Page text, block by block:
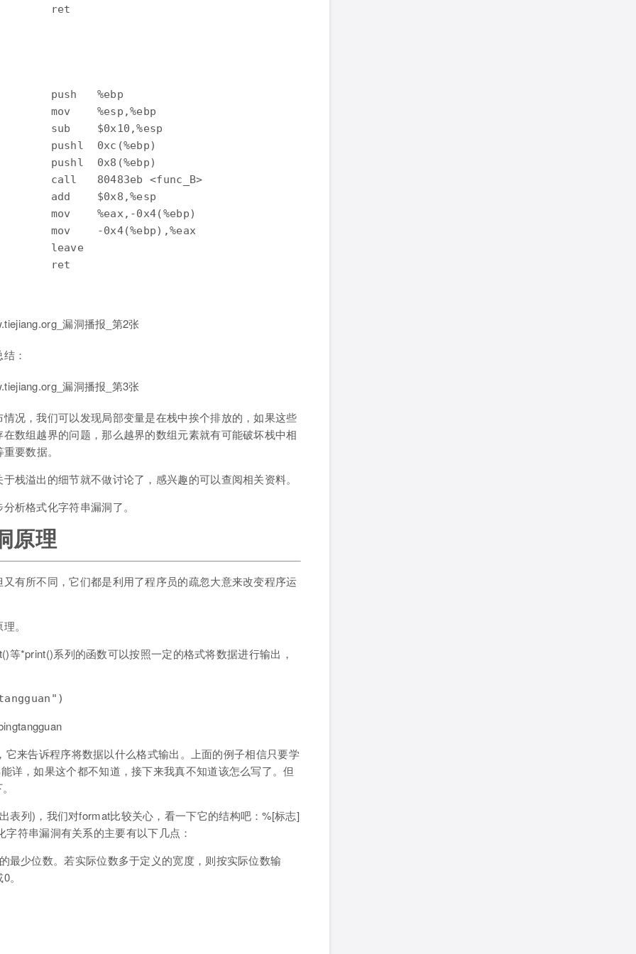
ret
push   %ebp
mov    %esp,%ebp
sub    $0x10,%esp
pushl  0xc(%ebp)
pushl  0x8(%ebp)
call   80483eb <func_B>
add    $0x8,%esp
mov    %eax,-0x4(%ebp)
mov    -0x4(%ebp),%eax
leave
：
况，我们可以发现局部变量是在栈中挨个排放的，如果这些
数组越界的问题，那么越界的数组元素就有可能破坏栈中相
要数据。
栈溢出的细节就不做讨论了，感兴趣的可以查阅相关资料。
析格式化字符串漏洞了。
原理
有所不同，它们都是利用了程序员的疏忽大意来改变程序运
。
等*print()系列的函数可以按照一定的格式将数据进行输出，
来告诉程序将数据以什么格式输出。上面的例子相信只要学
详，如果这个都不知道，接下来我真不知道该怎么写了。但
表列)，我们对format比较关心，看一下它的结构吧：%[标志]
符串漏洞有关系的主要有以下几点：
最少位数。若实际位数多于定义的宽度，则按实际位数输
。